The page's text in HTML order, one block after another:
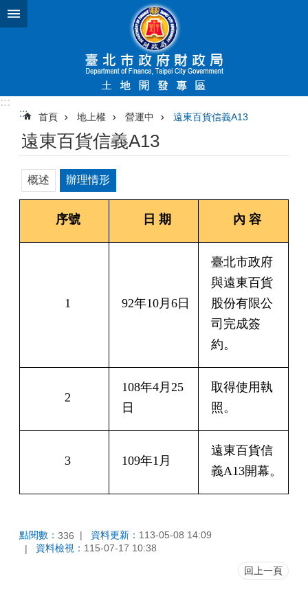
跳到主要內容區塊
:::
:::
首頁 地上權 營運中 遠東百貨信義A13
遠東百貨信義A13
概述 辦理情形
序號 日 期 內 容
1 92年10月6日
臺北市政府
與遠東百貨
股份有限公
司完成簽
約。
2
108年4月25
日
取得使用執
照。
3 109年1月
遠東百貨信
義A13開幕。
點閱數： 336 資料更新： 113-05-08 14:09
資料檢視： 115-07-17 10:38
回上一頁